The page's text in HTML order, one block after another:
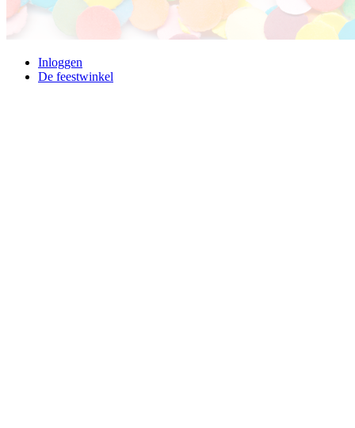
Inloggen
De feestwinkel